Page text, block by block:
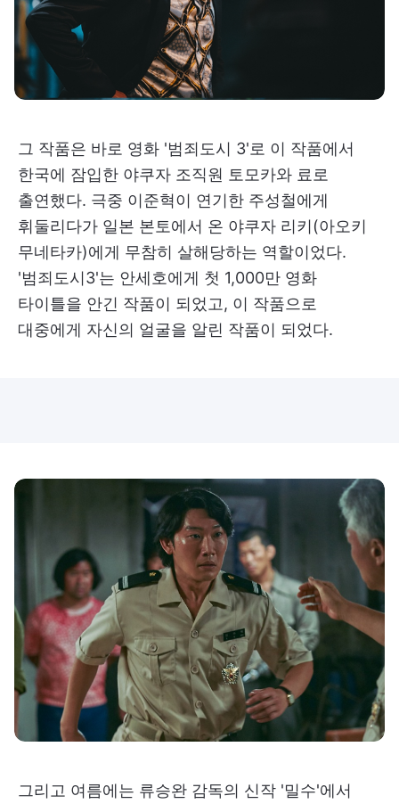
그 작품은 바로 영화 '범죄도시 3'로 이 작품에서
한국에 잠입한 야쿠자 조직원 토모카와 료로
출연했다. 극중 이준혁이 연기한 주성철에게
휘둘리다가 일본 본토에서 온 야쿠자 리키(아오키
무네타카)에게 무참히 살해당하는 역할이었다.
'범죄도시3'는 안세호에게 첫 1,000만 영화
타이틀을 안긴 작품이 되었고, 이 작품으로
대중에게 자신의 얼굴을 알린 작품이 되었다.
그리고 여름에는 류승완 감독의 신작 '밀수'에서